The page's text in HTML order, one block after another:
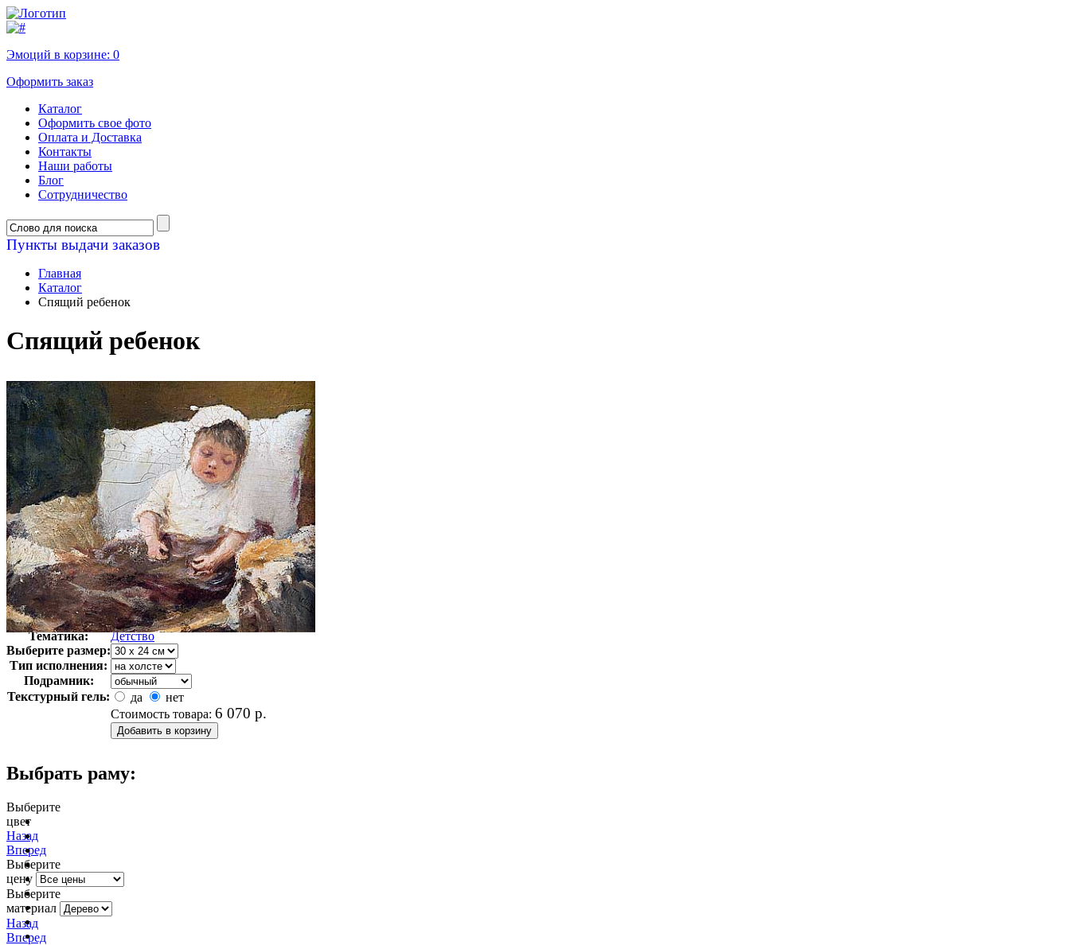
Эмоций в корзине: 0
Оформить заказ
Каталог
Оформить свое фото
Оплата и Доставка
Контакты
Наши работы
Блог
Сотрудничество
Пункты выдачи заказов
Главная
Каталог
Спящий ребенок
Спящий ребенок
Автор:
Пелевин Иван Андреевич
Арт-стиль
Русская живопись XIX века
Тематика:
Детство
Выберите размер:
Тип исполнения:
Подрамник:
Текстурный гель:
да
нет
Стоимость товара: 6 070 р.
Выбрать раму:
Выберите
цвет
Назад
Вперед
Выберите
цену
Выберите
материал
Назад
Вперед